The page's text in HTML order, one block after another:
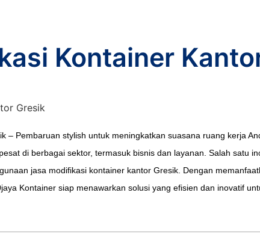
Kontainer
– Pembaruan stylish untuk meningkatkan suasana ruang kerja
di berbagai sektor, termasuk bisnis dan layanan. Salah satu
jasa modifikasi kontainer kantor Gresik. Dengan
Kontainer siap menawarkan solusi yang efisien dan inovatif